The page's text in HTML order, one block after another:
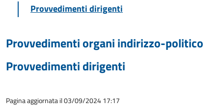
Provvedimenti dirigenti
Provvedimenti organi indirizzo-politico
Provvedimenti dirigenti
Pagina aggiornata il 03/09/2024 17:17